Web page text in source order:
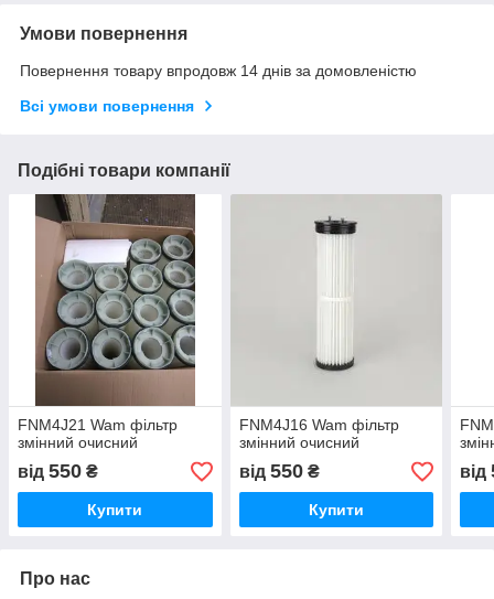
Умови повернення
Повернення товару впродовж 14 днів за домовленістю
Всі умови повернення
Подібні товари компанії
FNM4J21 Wam фільтр
змінний очисний
від 550 ₴
Купити
FNM4J16 Wam фільтр
змінний очисний
від 550₴
Купити
від
Про нас